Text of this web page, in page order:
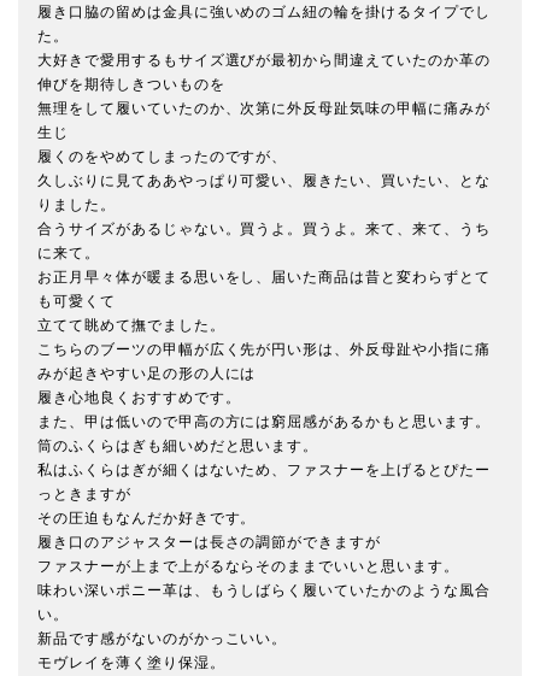
履き口脇の留めは金具に強いめのゴム紐の輪を掛けるタイプでし
た。
大好きで愛用するもサイズ選びが最初から間違えていたのか革の
伸びを期待しきついものを
無理をして履いていたのか、次第に外反母趾気味の甲幅に痛みが
生じ
履くのをやめてしまったのですが、
久しぶりに見てああやっぱり可愛い、履きたい、買いたい、とな
りました。
合うサイズがあるじゃない。買うよ。買うよ。来て、来て、うち
に来て。
お正月早々体が暖まる思いをし、届いた商品は昔と変わらずとて
も可愛くて
立てて眺めて撫でました。
こちらのブーツの甲幅が広く先が円い形は、外反母趾や小指に痛
みが起きやすい足の形の人には
履き心地良くおすすめです。
また、甲は低いので甲高の方には窮屈感があるかもと思います。
筒のふくらはぎも細いめだと思います。
私はふくらはぎが細くはないため、ファスナーを上げるとぴたー
っときますが
その圧迫もなんだか好きです。
履き口のアジャスターは長さの調節ができますが
ファスナーが上まで上がるならそのままでいいと思います。
味わい深いポニー革は、もうしばらく履いていたかのような風合
い。
新品です感がないのがかっこいい。
モヴレイを薄く塗り保湿。